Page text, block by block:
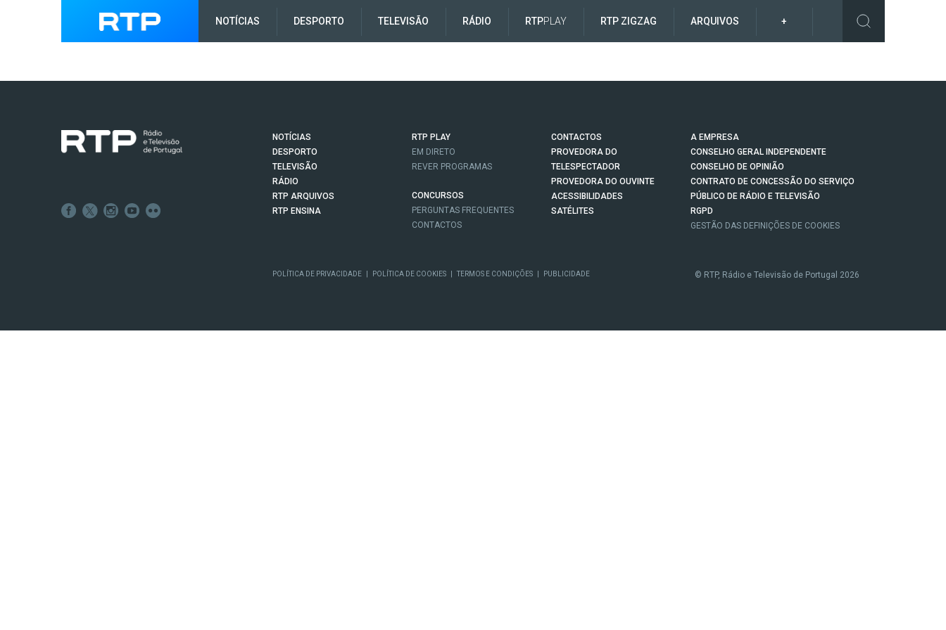
NOTÍCIAS DESPORTO TELEVISÃO RÁDIO RTPPLAY RTP ZIGZAG ARQUIVOS +
NOTÍCIAS
DESPORTO
TELEVISÃO
RÁDIO
RTP ARQUIVOS
RTP ENSINA
RTP PLAY
EM DIRETO
REVER PROGRAMAS
CONCURSOS
PERGUNTAS FREQUENTES
CONTACTOS
CONTACTOS
PROVEDORA DO
TELESPECTADOR
PROVEDORA DO OUVINTE
ACESSIBILIDADES
SATÉLITES
A EMPRESA
CONSELHO GERAL INDEPENDENTE
CONSELHO DE OPINIÃO
CONTRATO DE CONCESSÃO DO SERVIÇO
PÚBLICO DE RÁDIO E TELEVISÃO
RGPD
GESTÃO DAS DEFINIÇÕES DE COOKIES
POLÍTICA DE PRIVACIDADE POLÍTICA DE COOKIES TERMOS E CONDIÇÕES PUBLICIDADE © RTP, Rádio e Televisão de Portugal 2026